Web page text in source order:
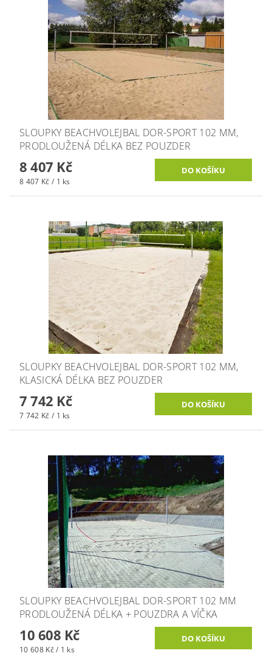
SLOUPKY BEACHVOLEJBAL DOR-SPORT 102 MM,
PRODLOUŽENÁ DÉLKA BEZ POUZDER
8 407 Kč
8 407 Kč / 1 ks
SLOUPKY BEACHVOLEJBAL DOR-SPORT 102 MM,
KLASICKÁ DÉLKA BEZ POUZDER
7 742 Kč
7 742 Kč / 1 ks
SLOUPKY BEACHVOLEJBAL DOR-SPORT 102 MM
PRODLOUŽENÁ DÉLKA + POUZDRA A VÍČKA
10 608 Kč
10 608 Kč / 1 ks